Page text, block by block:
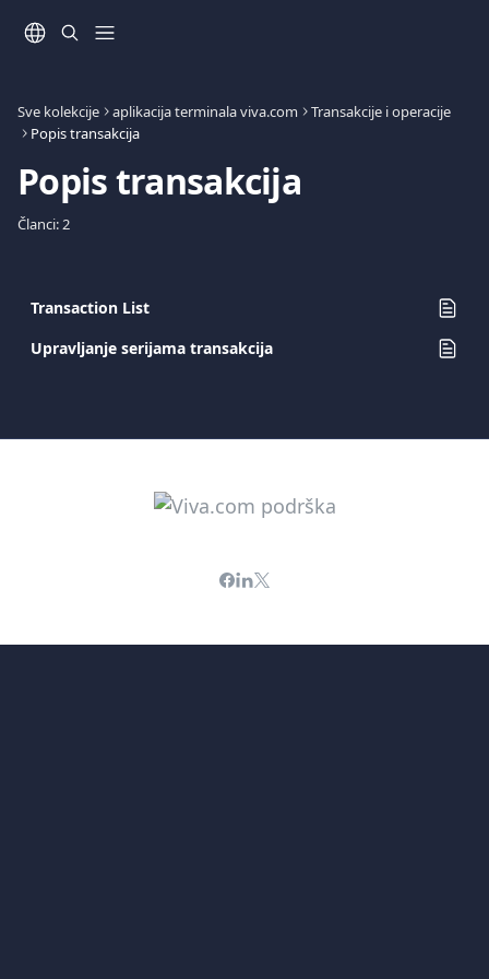
Sve kolekcije aplikacija terminala viva.com
Transakcije i operacije
Popis transakcija
Popis transakcija
Članci: 2
Transaction List
Upravljanje serijama transakcija